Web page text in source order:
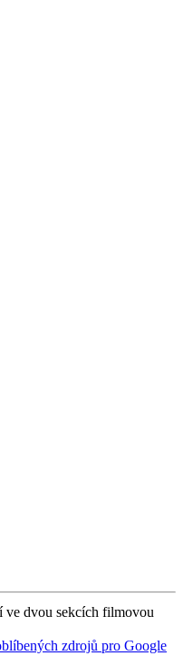
ve dvou sekcích filmovou
zdrojů pro Google